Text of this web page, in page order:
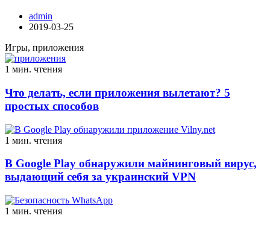
admin
2019-03-25
Игры, приложения
1 мин. чтения
Что делать, если приложения вылетают? 5
простых способов
1 мин. чтения
В Google Play обнаружили майнинговый вирус,
выдающий себя за украинский VPN
1 мин. чтения